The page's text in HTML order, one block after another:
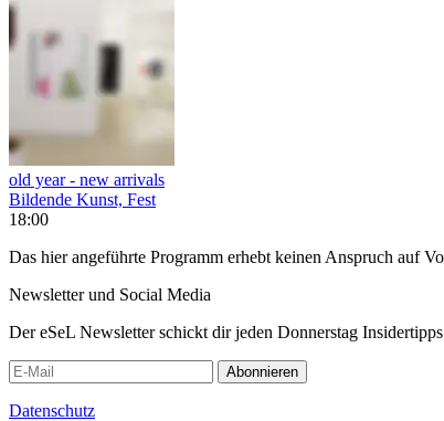
old year - new arrivals­
Bildende Kunst, Fest
18:00
Das hier angeführte Programm erhebt keinen Anspruch auf
Newsletter und Social Media
Der eSeL Newsletter schickt dir jeden Donnerstag
Abonnieren
Datenschutz